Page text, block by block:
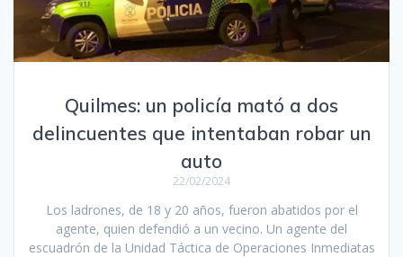
Quilmes: un policía mató a dos
delincuentes que intentaban robar un
auto
22/02/2024
Los ladrones, de 18 y 20 años, fueron abatidos por el
agente, quien defendió a un vecino. Un agente del
escuadrón de la Unidad Táctica de Operaciones Inmediatas